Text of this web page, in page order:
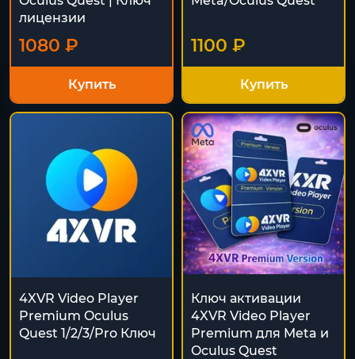
лицензии
1080 ₽
Купить
1100 ₽
Купить
4XVR Video Player
Premium Oculus
Quest 1/2/3/Pro Ключ
Ключ активации
4XVR Video Player
Premium для Meta и
Oculus Quest